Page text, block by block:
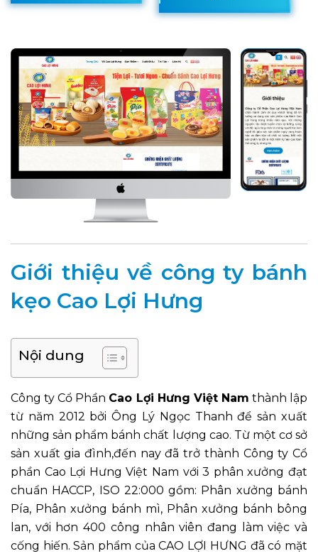
Giới thiệu về công ty bánh
kẹo Cao Lợi Hưng
Nội dung
Công ty Cổ Phần Cao Lợi Hưng Việt Nam thành lập
từ năm 2012 bởi Ông Lý Ngọc Thanh để sản xuất
những sản phẩm bánh chất lượng cao. Từ một cơ sở
sản xuất gia đình,đến nay đã trở thành Công ty Cổ
phần Cao Lợi Hưng Việt Nam với 3 phân xưởng đạt
chuẩn HACCP, ISO 22:000 gồm: Phân xưởng bánh
Pía, Phân xưởng bánh mì, Phân xưởng bánh bông
lan, với hơn 400 công nhân viên đang làm việc và
cống hiến. Sản phẩm của CAO LỢI HƯNG đã có mặt